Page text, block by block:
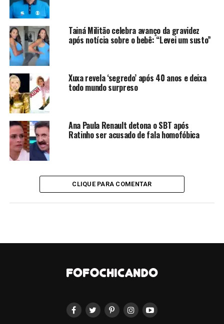
retorno do pequeno para a unidade hospitalar.
“Hoje o Arthur teve uma parada cardíaca, já estamos
com ele hospitalizado novamente na UTI. Uma
síndrome cruel. Nos ajuda Deus”
como legenda de uma foto em que o bebê de 9 meses
aparece parcialemente no leito.
Arthur é portador de uma síndrome rara, a síndrome de
Patau, que causa má formações congênitas no menino
que desde o nascimento precisou passar para
tratamento intensivo logo após o nascimento.
A síndrome é decorrente da síndrome da trissomia do
cromossomo à mais. A doença pode ser detectada ainda
na gestação durante o pré-natal.
Arthur chegou a ser batizado ainda no hospital. Com
Tainá Militão celebra avanço da gravidez
após notícia sobre o bebê: “Levei um susto”
Xuxa revela ‘segredo’ após 40 anos e deixa
todo mundo surpreso
Ana Paula Renault detona o SBT após
Ratinho ser acusado de fala homofóbica
CLIQUE PARA COMENTAR